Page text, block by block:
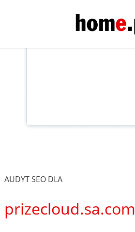
AUDYT SEO DLA
prizecloud.sa.com